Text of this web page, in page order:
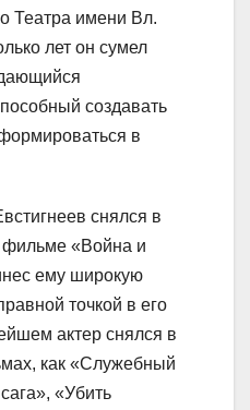
Театра имени Вл.
лет он сумел
создавать
в
снялся в
фильме «Война и
ему широкую
точкой в его
актер снялся в
как «Служебный
«Убить